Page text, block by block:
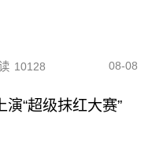
10128 08-08
“超级抹红大赛”